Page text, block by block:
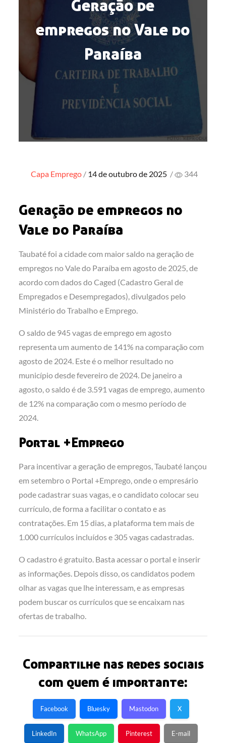
Geração de
empregos no Vale do
Paraíba
Capa Emprego Posted
14 de outubro de 2025 / 344
Geração de empregos no
Vale do Paraíba
Taubaté foi a cidade com maior saldo na geração de
empregos no Vale do Paraíba em agosto de 2025, de
acordo com dados do Caged (Cadastro Geral de
Empregados e Desempregados), divulgados pelo
Ministério do Trabalho e Emprego.
O saldo de 945 vagas de emprego em agosto
representa um aumento de 141% na comparação com
agosto de 2024. Este é o melhor resultado no
município desde fevereiro de 2024. De janeiro a
agosto, o saldo é de 3.591 vagas de emprego, aumento
de 12% na comparação com o mesmo período de
2024.
Portal +Emprego
Para incentivar a geração de empregos, Taubaté lançou
em setembro o Portal +Emprego, onde o empresário
pode cadastrar suas vagas, e o candidato colocar seu
currículo, de forma a facilitar o contato e as
contratações. Em 15 dias, a plataforma tem mais de
1.000 currículos incluídos e 305 vagas cadastradas.
O cadastro é gratuito. Basta acessar o portal e inserir
as informações. Depois disso, os candidatos podem
olhar as vagas que lhe interessam, e as empresas
podem buscar os currículos que se encaixam nas
ofertas de trabalho.
Compartilhe nas redes sociais
com quem é importante:
Facebook Bluesky Mastodon X
LinkedIn WhatsApp Pinterest E-mail